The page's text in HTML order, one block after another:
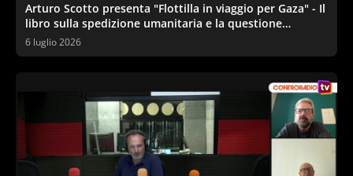
Arturo Scotto presenta "Flottilla in viaggio per Gaza" - Il
libro sulla spedizione umanitaria e la questione
palestinese
6 luglio 2026